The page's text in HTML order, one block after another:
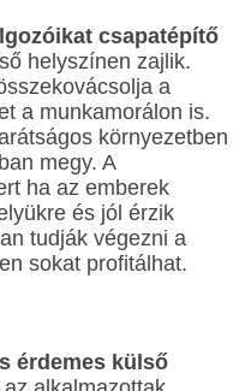
csapatépítő
helyszínen zajlik.
a
a munkamorálon is.
környezetben
megy. A
ha az emberek
és jól érzik
tudják végezni a
sokat profitálhat.
érdemes külső